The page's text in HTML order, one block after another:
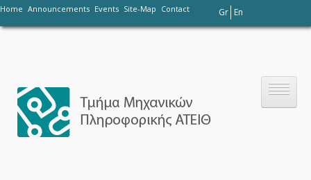
-
Home Announcements Events Site-Map Contact Gr En